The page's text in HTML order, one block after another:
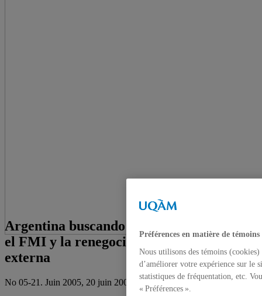
Argentina buscando una salida: Kirchner,
el FMI y la renegociación de la deuda
externa
No 05-21. Juin 2005, 20 juin 2005,
Pablo Heidrich
Préférences en matière de témoins
Nous utilisons des témoins
d’améliorer votre expérience sur le
statistiques de fréquentation, etc.
« Préférences ».